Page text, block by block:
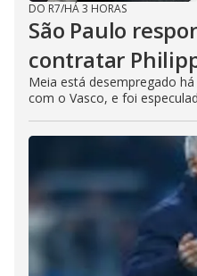
DO R7/HÁ 3 HORAS
São Paulo
contratar
Meia está desempregado
com o Vasco, e foi